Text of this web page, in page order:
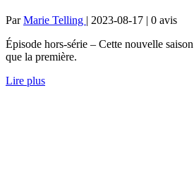
ParMarie Telling | 2023-08-17 | 0 avis
Épisode hors-série – Cette nouvelle
que la première.
Lire plus